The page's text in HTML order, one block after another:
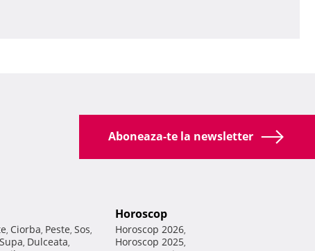
Aboneaza-te la newsletter
, Ciorba, Peste, Sos,
Supa, Dulceata,
Horoscop
Horoscop 2026,
Horoscop 2025,